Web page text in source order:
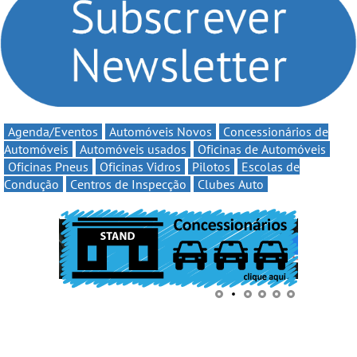
automobilismo nacional
continua em 2026
Agenda/Eventos Automóveis Novos
Concessionários de
Automóveis
Automóveis usados
Oficinas de Automóveis
Oficinas Pneus
Oficinas Vidros Pilotos
Escolas de
Condução
Centros de Inspecção Clubes Auto